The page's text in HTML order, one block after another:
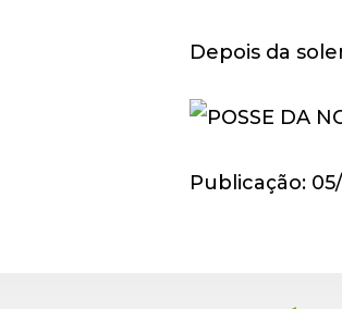
Depois da
Publicação: